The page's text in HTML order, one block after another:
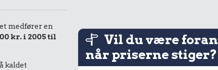
medfører en
kr. i 2005 til
kaldet
Vil du være foran
når priserne stiger?